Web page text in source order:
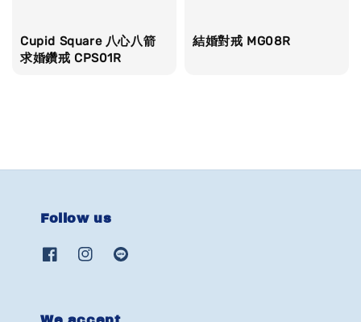
Cupid Square 八心八箭
求婚鑽戒 CPS01R
結婚對戒 MG08R
Follow us